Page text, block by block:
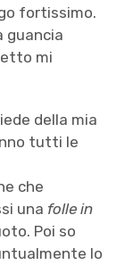
fortissimo.
guancia
mi
della mia
tutti le
che
una folle in
Poi so
lo